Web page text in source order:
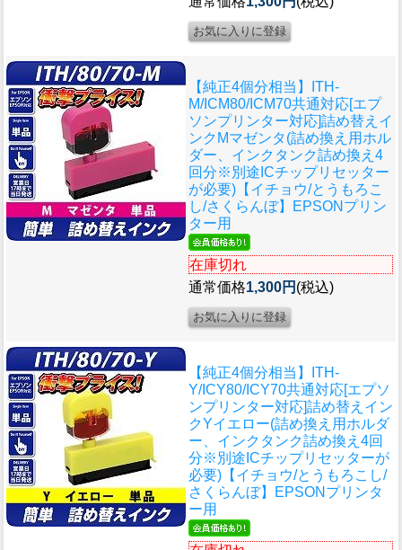
【純正4個分相当】ITH-
M/ICM80/ICM70共通対応[エプ
ソンプリンター対応]詰め替えイ
ンクMマゼンタ(詰め換え用ホル
ダー、インクタンク詰め換え4
回分※別途ICチップリセッター
が必要)【イチョウ/とうもろこ
し/さくらんぼ】EPSONプリン
ター用
在庫切れ
通常価格1,300円 (税込)
【純正4個分相当】ITH-
Y/ICY80/ICY70共通対応[エプソ
ンプリンター対応]詰め替えイン
クYイエロー(詰め換え用ホルダ
ー、インクタンク詰め換え4回
分※別途ICチップリセッターが
必要)【イチョウ/とうもろこし/
さくらんぼ】EPSONプリンタ
ー用